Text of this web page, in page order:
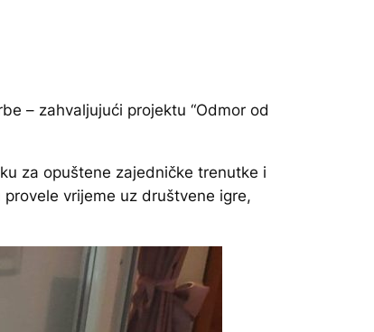
– zahvaljujući projektu “Odmor od
za opuštene zajedničke trenutke i
vrijeme uz društvene igre,